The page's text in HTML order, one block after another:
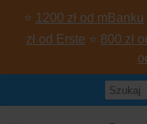
⭐ 1200 zł od mBanku
zł od Erste ⭐ 800 zł